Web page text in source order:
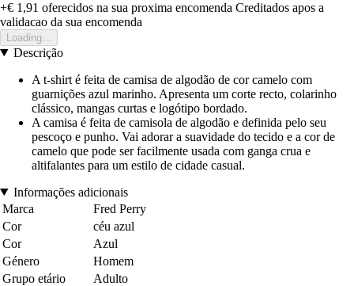
+€ 1,91 oferecidos na sua proxima encomenda Creditados apos a
validacao da sua encomenda
Loading...
Descrição
A t-shirt é feita de camisa de algodão de cor camelo com
guarnições azul marinho. Apresenta um corte recto, colarinho
clássico, mangas curtas e logótipo bordado.
A camisa é feita de camisola de algodão e definida pelo seu
pescoço e punho. Vai adorar a suavidade do tecido e a cor de
camelo que pode ser facilmente usada com ganga crua e
altifalantes para um estilo de cidade casual.
Informações adicionais
Marca
Fred Perry
Cor
céu azul
Cor
Azul
Género
Homem
Grupo etário
Adulto